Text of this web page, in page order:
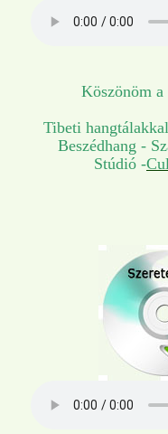
Köszönöm a
Tibeti
Beszédhang -
Stúdió -